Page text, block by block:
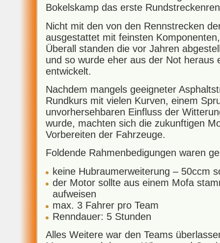
Bokelskamp das erste
Nicht mit den von den Rennstrecken
ausgestattet mit feinsten
Überall standen die vor Jahren
und so wurde eher aus der Not heraus
entwickelt.
Nachdem mangels geeigneter
Rundkurs mit vielen Kurven, einem
unvorhersehbaren Einfluss der
wurde, machten sich die zukunftigen
Vorbereiten der Fahrzeuge.
Foldende Rahmenbedigungen waren
keine Hubraumerweiterung – 50ccm
der Motor sollte aus einem Mofa
aufweisen
max. 3 Fahrer pro Team
Renndauer: 5 Stunden
Alles Weitere war den Teams